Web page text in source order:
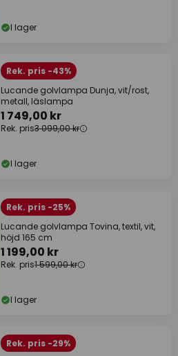
I lager
Rek. pris -43%
Lucande golvlampa Dunja, vit/rost,
metall, läslampa
1 749,00 kr
Rek. pris3 099,00 kr
I lager
Rek. pris -25%
Lucande golvlampa Tovina, textil, vit,
höjd 165 cm
1 199,00 kr
Rek. pris1 599,00 kr
I lager
Rek. pris -29%